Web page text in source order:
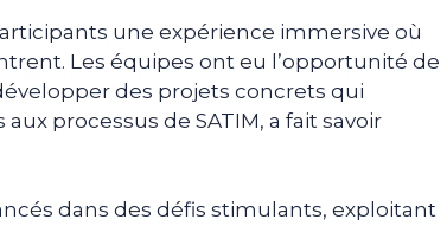
une expérience immersive où
Les équipes ont eu l’opportunité de
des projets concrets qui
processus de SATIM, a fait savoir
dans des défis stimulants, exploitant